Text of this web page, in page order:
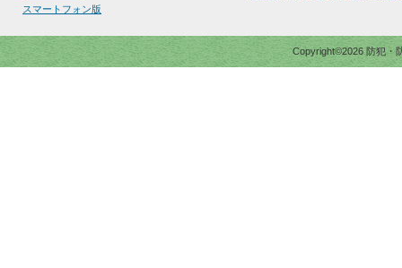
スマートフォン版
Copyright©2026 防犯・